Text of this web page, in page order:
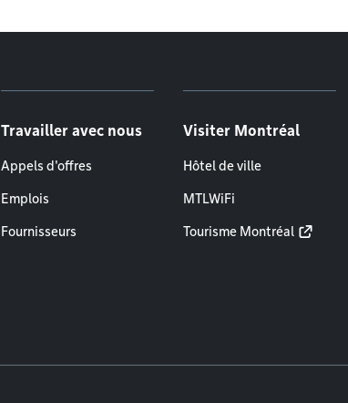
Travailler avec nous
Appels d'offres
Emplois
Fournisseurs
Visiter Montréal
Hôtel de ville
MTLWiFi
Tourisme Montréal